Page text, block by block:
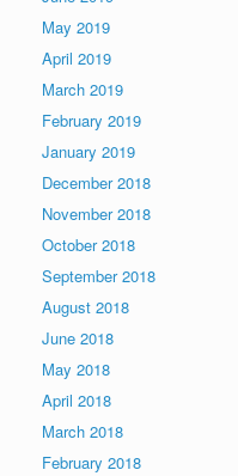
May 2019
April 2019
March 2019
February 2019
January 2019
December 2018
November 2018
October 2018
September 2018
August 2018
June 2018
May 2018
April 2018
March 2018
February 2018